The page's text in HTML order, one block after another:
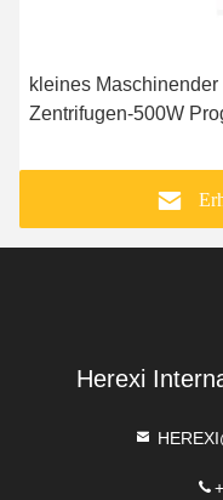
kleines
Zentrifugen-500W
Herexi